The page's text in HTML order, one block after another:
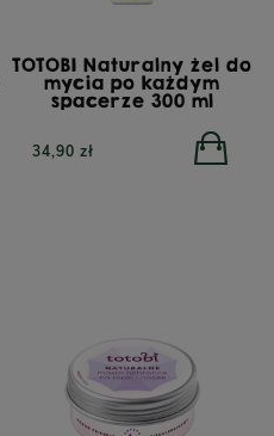
TOTOBI Naturalny żel do
mycia po każdym
spacerze 300 ml
34,90 zł